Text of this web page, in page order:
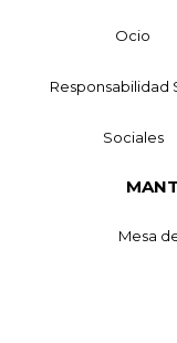
Ocio
Responsabilidad
Sociales
Mesa